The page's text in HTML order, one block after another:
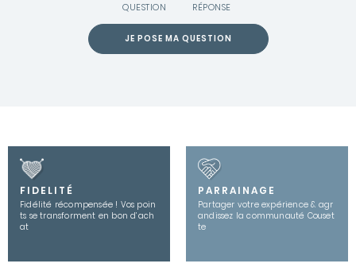
QUESTION RÉPONSE
JE POSE MA QUESTION
FIDELITÉ
Fidélité récompensée ! Vos poin
ts se transforment en bon d’ach
at
PARRAINAGE
Partager votre expérience & agr
andissez la communauté Couset
te